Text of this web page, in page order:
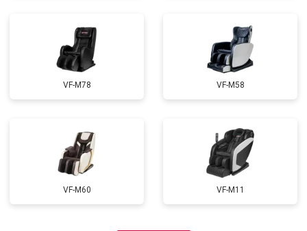
VF-M78 VF-M58
VF-M60 VF-M11